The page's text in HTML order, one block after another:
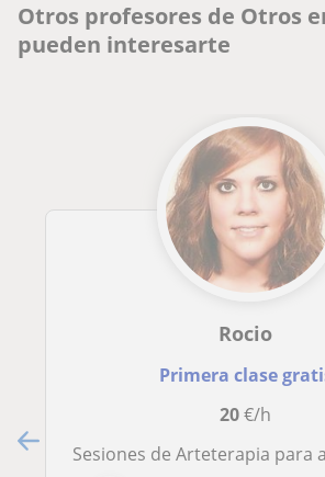
Otros profesores de Otros
pueden interesarte
Rocio
Primera clase
20€/h
Sesiones de Arteterapia para